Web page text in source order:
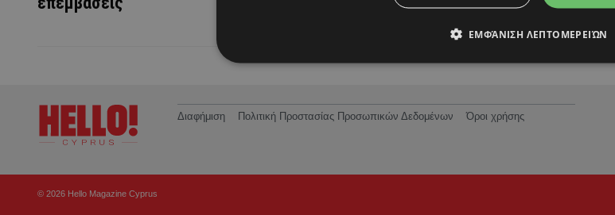
Διαφήμιση Πολιτική Προστασίας Προσωπικών Δεδομένων Όροι χρήσης
© 2026 Hello Magazine Cyprus
ΕΜΦΆΝΙΣΗ ΛΕΠΤΟΜΕΡΕΙΏΝ